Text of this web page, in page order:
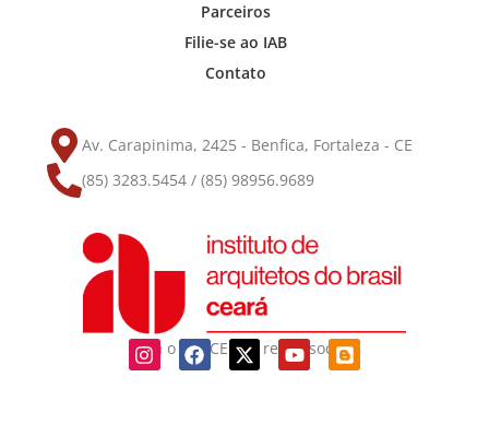
Siga o IAB-CE nas redes sociais
Parceiros
Filie-se ao IAB
Contato
Av. Carapinima, 2425 - Benfica, Fortaleza - CE
(85) 3283.5454 / (85) 98956.9689